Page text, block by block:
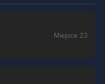
Miejsce 23